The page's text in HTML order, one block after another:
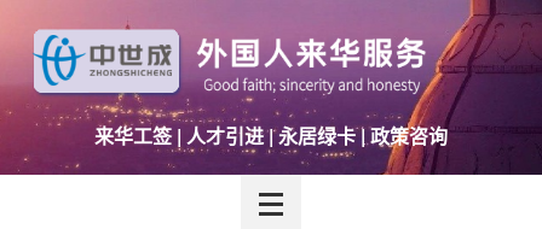
来华工签 | 人才引进 | 永居绿卡 | 政策咨询